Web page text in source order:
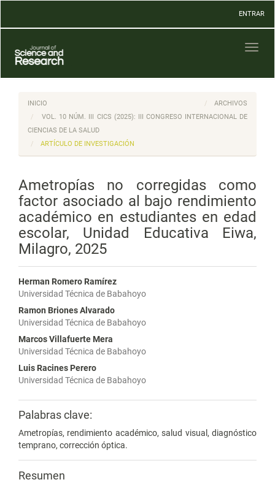
Contenido
Barra
lateral
ENTRAR
INICIO
ARCHIVOS
VOL. 10 NÚM. III CICS (2025): III CONGRESO INTERNACIONAL DE
CIENCIAS DE LA SALUD
ARTÍCULO DE INVESTIGACIÓN
Ametropías no corregidas como
factor asociado al bajo rendimiento
académico en estudiantes en edad
escolar, Unidad Educativa Eiwa,
Milagro, 2025
Herman Romero Ramírez
Universidad Técnica de Babahoyo
Ramon Briones Alvarado
Universidad Técnica de Babahoyo
Marcos Villafuerte Mera
Universidad Técnica de Babahoyo
Luis Racines Perero
Universidad Técnica de Babahoyo
Palabras clave:
Ametropías, rendimiento académico, salud visual, diagnóstico
temprano, corrección óptica.
Resumen